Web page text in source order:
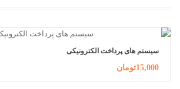
سیستم های پرداخت الکترونیکی
15,000تومان